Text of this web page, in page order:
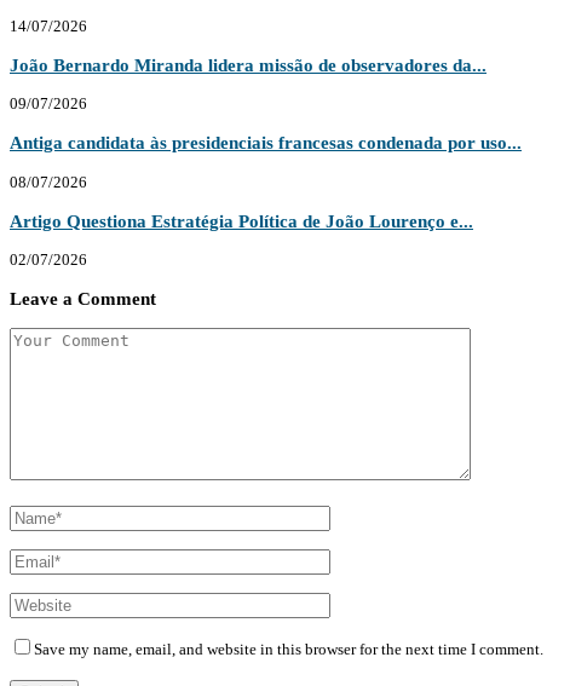
14/07/2026
João Bernardo Miranda lidera missão de observadores da...
09/07/2026
Antiga candidata às presidenciais francesas condenada por uso...
08/07/2026
Artigo Questiona Estratégia Política de João Lourenço e...
02/07/2026
Leave a Comment
Save my name, email, and website in this browser for the next time I comment.